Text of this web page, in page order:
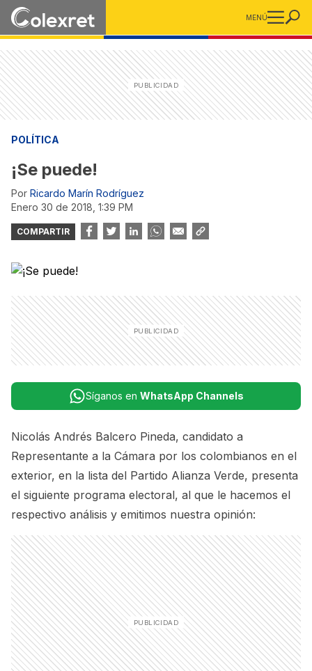
MENÚ
POLÍTICA
¡Se puede!
Por Ricardo Marín Rodríguez
enero 30 de 2018, 1:39 PM
COMPARTIR
Síganos en WhatsApp Channels
Nicolás Andrés Balcero Pineda, candidato a
Representante a la Cámara por los colombianos en el
exterior, en la lista del Partido Alianza Verde, presenta
el siguiente programa electoral, al que le hacemos el
respectivo análisis y emitimos nuestra opinión: